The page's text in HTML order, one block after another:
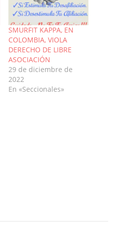
SMURFIT KAPPA, EN
COLOMBIA, VIOLA
DERECHO DE LIBRE
ASOCIACIÓN
29 de diciembre de
2022
En «Seccionales»